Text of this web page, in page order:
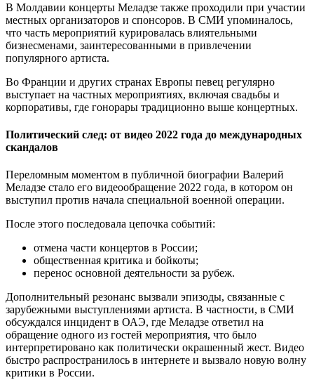
В Молдавии концерты Меладзе также проходили при участии
местных организаторов и спонсоров. В СМИ упоминалось,
что часть мероприятий курировалась влиятельными
бизнесменами, заинтересованными в привлечении
популярного артиста.
Во Франции и других странах Европы певец регулярно
выступает на частных мероприятиях, включая свадьбы и
корпоративы, где гонорары традиционно выше концертных.
Политический след: от видео 2022 года до международных
скандалов
Переломным моментом в публичной биографии Валерий
Меладзе стало его видеообращение 2022 года, в котором он
выступил против начала специальной военной операции.
После этого последовала цепочка событий:
отмена части концертов в России;
общественная критика и бойкоты;
перенос основной деятельности за рубеж.
Дополнительный резонанс вызвали эпизоды, связанные с
зарубежными выступлениями артиста. В частности, в СМИ
обсуждался инцидент в ОАЭ, где Меладзе ответил на
обращение одного из гостей мероприятия, что было
интерпретировано как политически окрашенный жест. Видео
быстро распространилось в интернете и вызвало новую волну
критики в России.